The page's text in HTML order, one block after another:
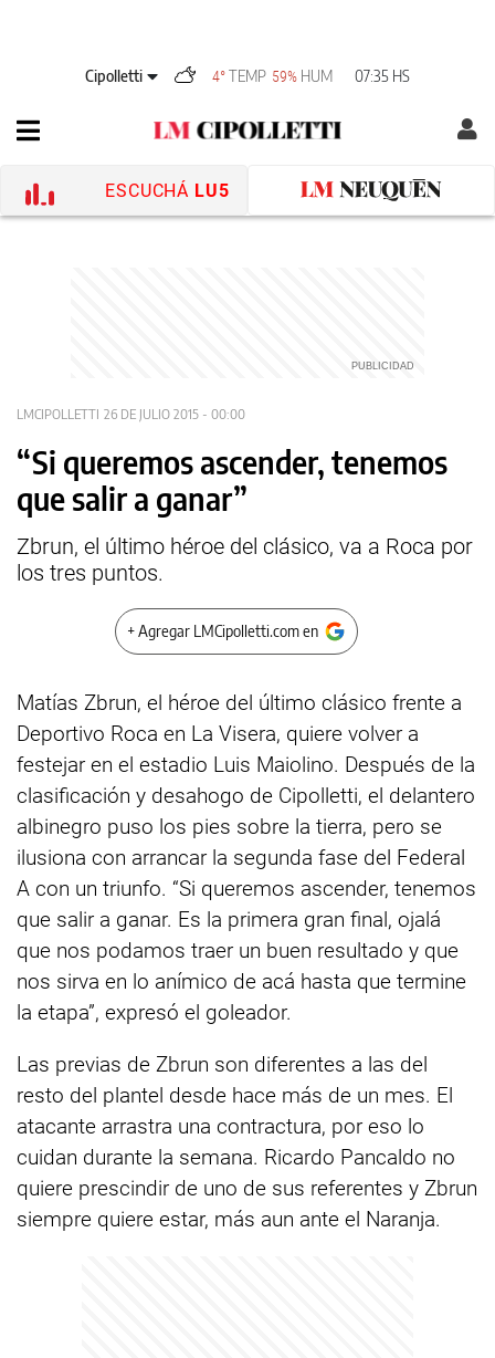
Cipolletti 4°TEMP 59% HUM 07:35 HS
ESCUCHÁ LU5
LMCIPOLLETTI 26 DE JULIO 2015 - 00:00
“Si queremos ascender, tenemos
que salir a ganar”
Zbrun, el último héroe del clásico, va a Roca por
los tres puntos.
+ Agregar LMCipolletti.com en
Matías Zbrun, el héroe del último clásico frente a
Deportivo Roca en La Visera, quiere volver a
festejar en el estadio Luis Maiolino. Después de la
clasificación y desahogo de Cipolletti, el delantero
albinegro puso los pies sobre la tierra, pero se
ilusiona con arrancar la segunda fase del Federal
A con un triunfo. “Si queremos ascender, tenemos
que salir a ganar. Es la primera gran final, ojalá
que nos podamos traer un buen resultado y que
nos sirva en lo anímico de acá hasta que termine
la etapa”, expresó el goleador.
Las previas de Zbrun son diferentes a las del
resto del plantel desde hace más de un mes. El
atacante arrastra una contractura, por eso lo
cuidan durante la semana. Ricardo Pancaldo no
quiere prescindir de uno de sus referentes y Zbrun
siempre quiere estar, más aun ante el Naranja.